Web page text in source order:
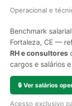
Operacional e
Benchmark
Fortaleza, CE —
RH e consultores
cargos e salários
🔒 Ver salários
Acesso exclusivo